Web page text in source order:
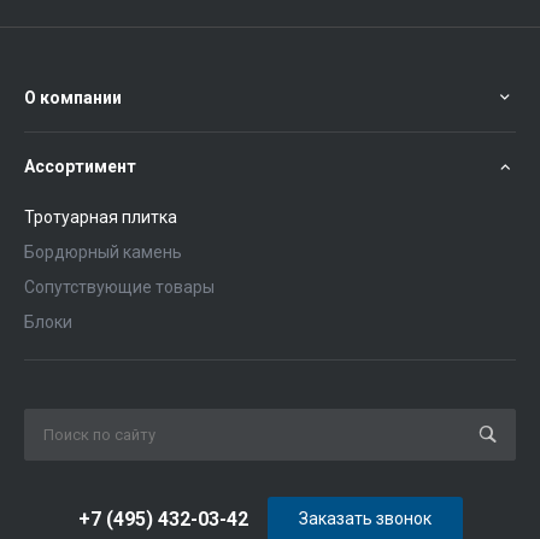
О компании
Ассортимент
Тротуарная плитка
Бордюрный камень
Сопутствующие товары
Блоки
+7 (495) 432-03-42 Заказать звонок